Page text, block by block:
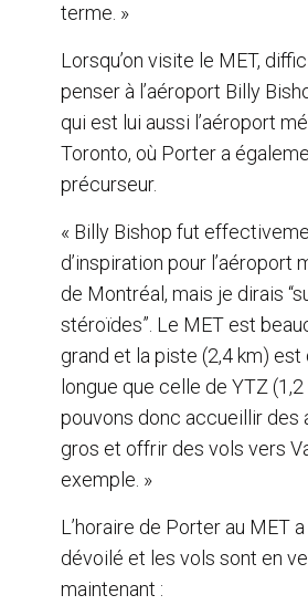
terme. »
Lorsqu’on visite le MET,
penser à l’aéroport Billy
qui est lui aussi l’aéroport
Toronto, où Porter a
précurseur.
« Billy Bishop fut
d’inspiration pour l’aéroport
de Montréal, mais je dirais
stéroïdes”. Le MET est
grand et la piste (2,4 km)
longue que celle de YTZ
pouvons donc accueillir des
gros et offrir des vols vers
exemple. »
L’horaire de Porter au MET
dévoilé et les vols sont en
maintenant :